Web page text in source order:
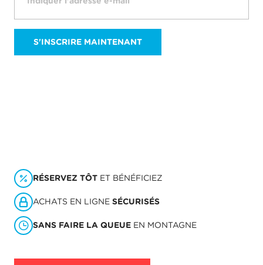
S'INSCRIRE MAINTENANT
RÉSERVEZ TÔT ET BÉNÉFICIEZ
ACHATS EN LIGNE SÉCURISÉS
SANS FAIRE LA QUEUE EN MONTAGNE